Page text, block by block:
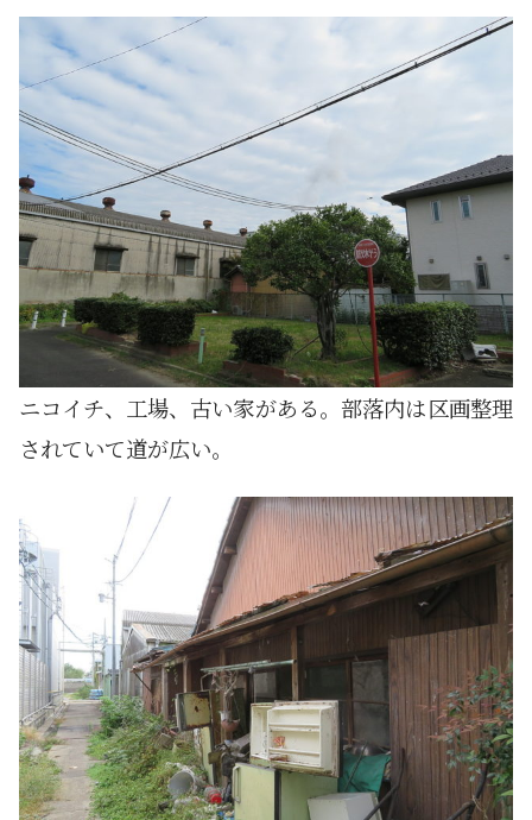
ニコイチ、工場、古い家がある。部落内は区画整理
されていて道が広い。